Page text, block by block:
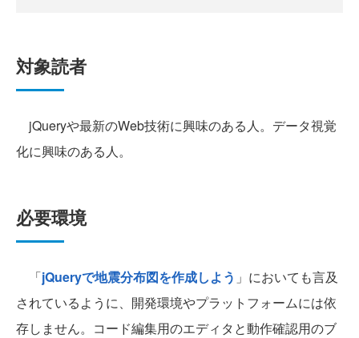
対象読者
jQueryや最新のWeb技術に興味のある人。データ視覚
化に興味のある人。
必要環境
「jQueryで地震分布図を作成しよう 」においても言及
されているように、開発環境やプラットフォームには依
存しません。コード編集用のエディタと動作確認用のブ